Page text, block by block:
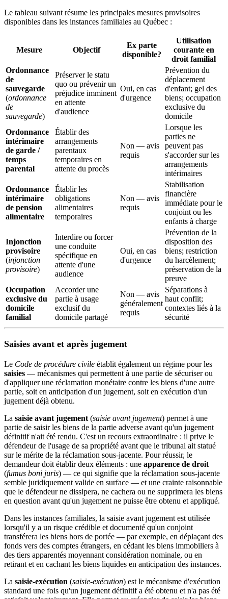
Le tableau suivant résume les principales mesures provisoires
disponibles dans les instances familiales au Québec :
Mesure Objectif
Ex parte
disponible?
Utilisation
courante en
droit familial
Ordonnance
de
sauvegarde
(ordonnance
de
sauvegarde)
Préserver le statu
quo ou prévenir un
préjudice imminent
en attente
d'audience
Oui, en cas
d'urgence
Prévention du
déplacement
d'enfant; gel des
biens; occupation
exclusive du
domicile
Ordonnance
intérimaire
de garde /
temps
parental
Établir des
arrangements
parentaux
temporaires en
attente du procès
Non — avis
requis
Lorsque les
parties ne
peuvent pas
s'accorder sur les
arrangements
intérimaires
Ordonnance
intérimaire
de pension
alimentaire
Établir les
obligations
alimentaires
temporaires
Non — avis
requis
Stabilisation
financière
immédiate pour le
conjoint ou les
enfants à charge
Injonction
provisoire
(injonction
provisoire)
Interdire ou forcer
une conduite
spécifique en
attente d'une
audience
Oui, en cas
d'urgence
Prévention de la
disposition des
biens; restriction
du harcèlement;
préservation de la
preuve
Occupation
exclusive du
domicile
familial
Accorder une
partie à usage
exclusif du
domicile partagé
Non — avis
généralement
requis
Séparations à
haut conflit;
contextes liés à la
sécurité
Saisies avant et après jugement
Le Code de procédure civile établit également un régime pour les
saisies — mécanismes qui permettent à une partie de sécuriser ou
d'appliquer une réclamation monétaire contre les biens d'une autre
partie, soit en anticipation d'un jugement, soit en exécution d'un
jugement déjà obtenu.
La saisie avant jugement (saisie avant jugement) permet à une
partie de saisir les biens de la partie adverse avant qu'un jugement
définitif n'ait été rendu. C'est un recours extraordinaire : il prive le
défendeur de l'usage de sa propriété avant que le tribunal ait statué
sur le mérite de la réclamation sous-jacente. Pour réussir, le
demandeur doit établir deux éléments : une apparence de droit
(fumus boni juris) — ce qui signifie que la réclamation sous-jacente
semble juridiquement valide en surface — et une crainte raisonnable
que le défendeur ne dissipera, ne cachera ou ne supprimera les biens
en question avant qu'un jugement ne puisse être obtenu et appliqué.
Dans les instances familiales, la saisie avant jugement est utilisée
lorsqu'il y a un risque crédible et documenté qu'un conjoint
transférera les biens hors de portée — par exemple, en déplaçant des
fonds vers des comptes étrangers, en cédant les biens immobiliers à
des tiers apparentés moyennant considération nominale, ou en
retirant et en cachant les biens liquides en anticipation des instances.
La saisie-exécution (saisie-exécution) est le mécanisme d'exécution
standard une fois qu'un jugement définitif a été obtenu et n'a pas été